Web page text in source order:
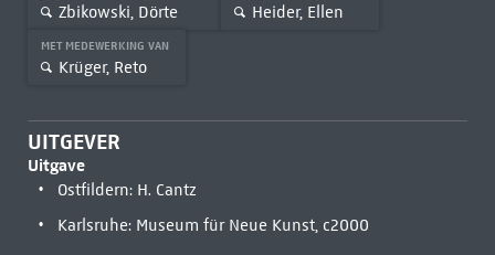
Zbikowski, Dörte Heider, Ellen
MET MEDEWERKING VAN
Krüger, Reto
UITGEVER
Uitgave
Ostfildern: H. Cantz
Karlsruhe: Museum für Neue Kunst, c2000